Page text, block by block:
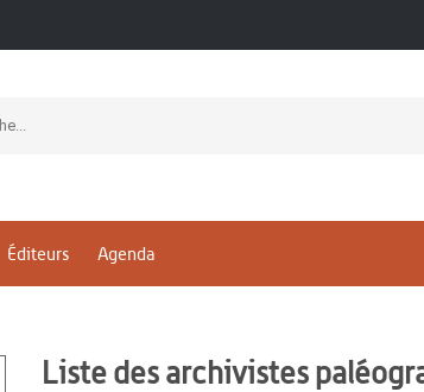
Éditeurs Agenda
Liste des archivistes